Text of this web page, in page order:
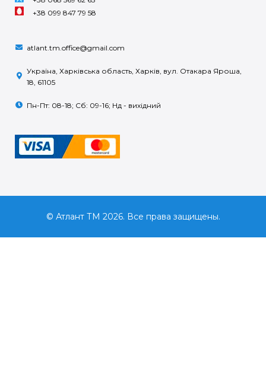
+38 099 847 79 58
atlant.tm.office@gmail.com
Україна, Харківська область, Харків, вул. Отакара Яроша,
18, 61105
Пн-Пт: 08-18; Сб: 09-16; Нд - вихідний
© Атлант ТМ 2026. Все права защищены.